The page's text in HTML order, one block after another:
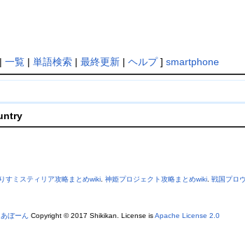
| 一覧| 単語検索| 最終更新| ヘルプ] smartphone
すミスティリア攻略まとめwiki. 神姫プロジェクト攻略まとめwiki. 戦国プロ
ぼーん Copyright © 2017 Shikikan. License isApache License 2.0